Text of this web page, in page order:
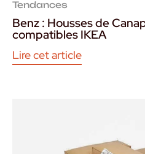
Tendances
Benz : Housses de
compatibles IKEA
Lire cet article